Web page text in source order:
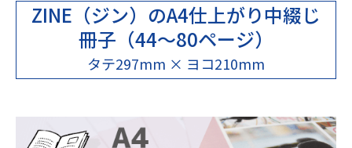
ZINE（ジン）のA4仕上がり中綴じ
冊子（44～80ページ）
タテ297mm × ヨコ210mm